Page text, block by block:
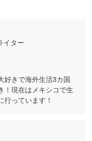
イター
好きで海外生活3カ国
！現在はメキシコで生
っています！